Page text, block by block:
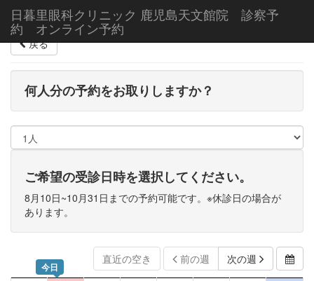
日暮里眼科クリニック 鹿児島天文館院 診察予
約 オンライン予約
戻る
何人分の予約をお取りしますか？
ご希望の受診日時を選択してください。
8月10日~10月31日までの予約可能です。※休診日の場合が
あります。
直近の空き 前の週 次の週
今日